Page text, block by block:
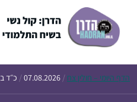
הדף היומי – חולין צח /
07.08.2026
/ כ״ד